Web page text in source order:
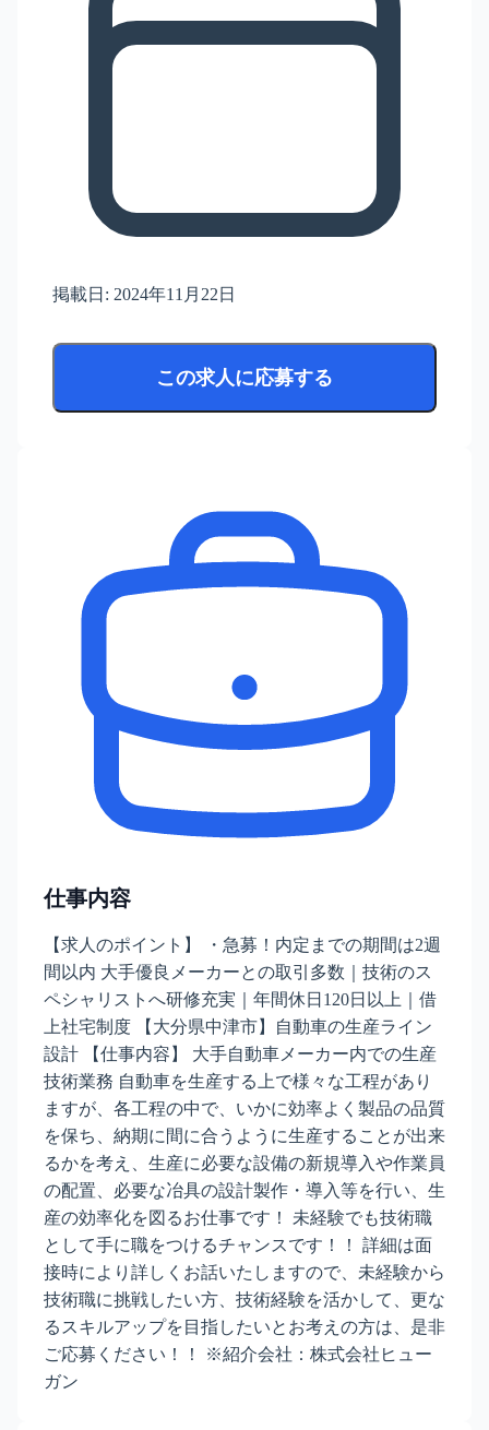
掲載日: 2024年11月22日
この求人に応募する
仕事内容
【求人のポイント】 ・急募！内定までの期間は2週
間以内 大手優良メーカーとの取引多数｜技術のス
ペシャリストへ研修充実｜年間休日120日以上｜借
上社宅制度 【大分県中津市】自動車の生産ライン
設計 【仕事内容】 大手自動車メーカー内での生産
技術業務 自動車を生産する上で様々な工程があり
ますが、各工程の中で、いかに効率よく製品の品質
を保ち、納期に間に合うように生産することが出来
るかを考え、生産に必要な設備の新規導入や作業員
の配置、必要な冶具の設計製作・導入等を行い、生
産の効率化を図るお仕事です！ 未経験でも技術職
として手に職をつけるチャンスです！！ 詳細は面
接時により詳しくお話いたしますので、未経験から
技術職に挑戦したい方、技術経験を活かして、更な
るスキルアップを目指したいとお考えの方は、是非
ご応募ください！！ ※紹介会社：株式会社ヒュー
ガン